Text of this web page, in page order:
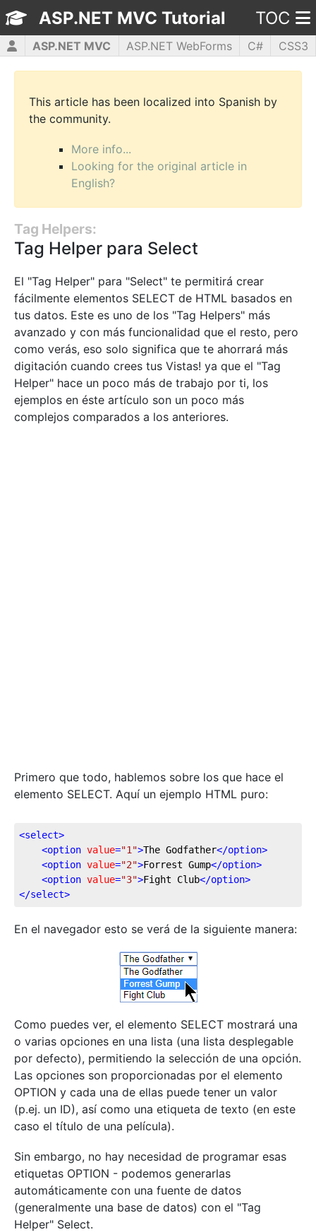
ASP.NET MVC Tutorial TOC
ASP.NET MVC ASP.NET WebForms C#
CSS3
HTML5
JavaScript jQuery PHP5 WPF
This article has been localized into Spanish by
the community.
More info...
Looking for the original article in
English?
Tag Helpers:
Tag Helper para Select
El "Tag Helper" para "Select" te permitirá crear
fácilmente elementos SELECT de HTML basados en
tus datos. Este es uno de los "Tag Helpers" más
avanzado y con más funcionalidad que el resto, pero
como verás, eso solo significa que te ahorrará más
digitación cuando crees tus Vistas! ya que el "Tag
Helper" hace un poco más de trabajo por ti, los
ejemplos en éste artículo son un poco más
complejos comparados a los anteriores.
Primero que todo, hablemos sobre los que hace el
elemento SELECT. Aquí un ejemplo HTML puro:
<select>
<option value="1">The Godfather</option>
<option value="2">Forrest Gump</option>
<option value="3">Fight Club</option>
</select>
En el navegador esto se verá de la siguiente manera:
Como puedes ver, el elemento SELECT mostrará una
o varias opciones en una lista (una lista desplegable
por defecto), permitiendo la selección de una opción.
Las opciones son proporcionadas por el elemento
OPTION y cada una de ellas puede tener un valor
(p.ej. un ID), así como una etiqueta de texto (en este
caso el título de una película).
Sin embargo, no hay necesidad de programar esas
etiquetas OPTION - podemos generarlas
automáticamente con una fuente de datos
(generalmente una base de datos) con el "Tag
Helper" Select.